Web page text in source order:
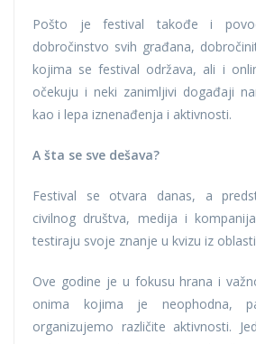
Pošto je festival takođe i
dobročinstvo svih građana,
kojima se festival održava, ali i
očekuju i neki zanimljivi događaji
kao i lepa iznenađenja i aktivnosti.
A šta se sve dešava?
Festival se otvara danas, a
civilnog društva, medija i
testiraju svoje znanje u kvizu iz
Ove godine je u fokusu hrana i
onima kojima je
organizujemo različite aktivnosti.